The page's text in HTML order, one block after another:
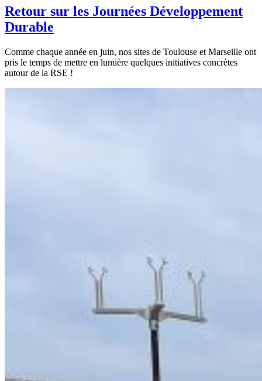
Retour sur les Journées Développement
Durable
Comme chaque année en juin, nos sites de Toulouse et Marseille ont
pris le temps de mettre en lumière quelques initiatives concrètes
autour de la RSE !